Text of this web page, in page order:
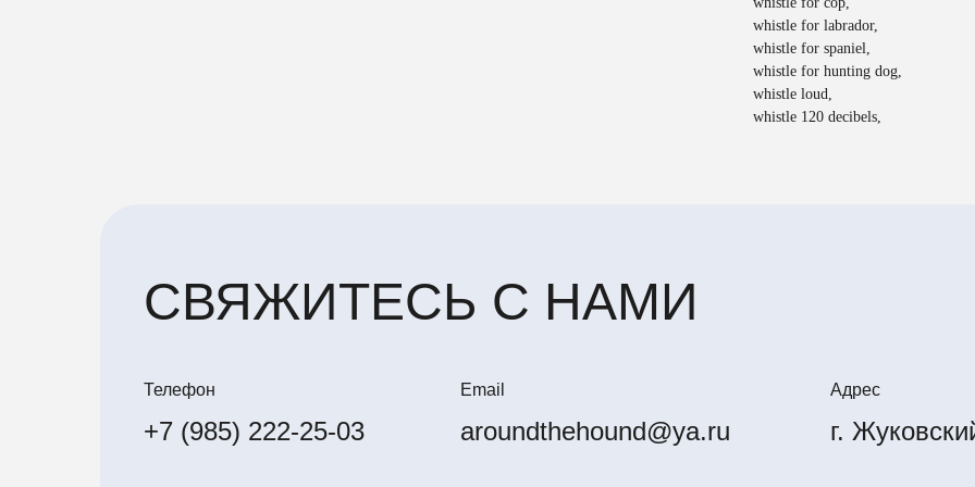
whistle for labrador,
whistle for spaniel,
whistle for hunting dog,
whistle loud,
whistle 120 decibels,
СВЯЖИТЕСЬ С НАМИ
Телефон Email Адрес
aroundthehound@ya.ru
+7 (985) 222-25-03 г.